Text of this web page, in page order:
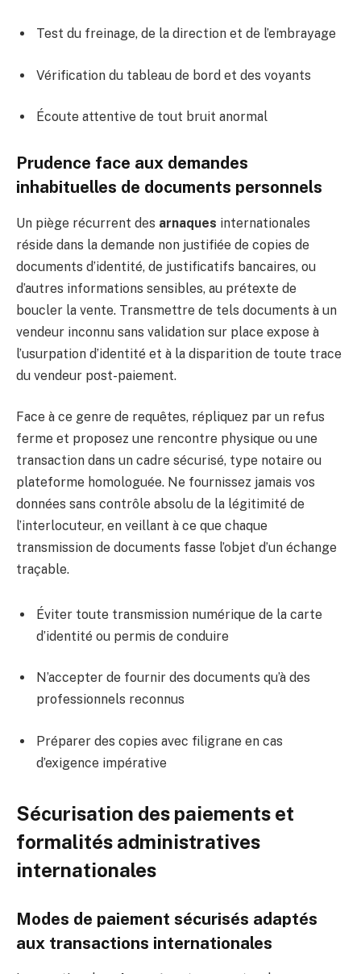
Test du freinage, de la direction et de l’embrayage
Vérification du tableau de bord et des voyants
Écoute attentive de tout bruit anormal
Prudence face aux demandes
inhabituelles de documents personnels
Un piège récurrent des arnaques internationales
réside dans la demande non justifiée de copies de
documents d’identité, de justificatifs bancaires, ou
d’autres informations sensibles, au prétexte de
boucler la vente. Transmettre de tels documents à un
vendeur inconnu sans validation sur place expose à
l’usurpation d’identité et à la disparition de toute trace
du vendeur post-paiement.
Face à ce genre de requêtes, répliquez par un refus
ferme et proposez une rencontre physique ou une
transaction dans un cadre sécurisé, type notaire ou
plateforme homologuée. Ne fournissez jamais vos
données sans contrôle absolu de la légitimité de
l’interlocuteur, en veillant à ce que chaque
transmission de documents fasse l’objet d’un échange
traçable.
Éviter toute transmission numérique de la carte
d’identité ou permis de conduire
N’accepter de fournir des documents qu’à des
professionnels reconnus
Préparer des copies avec filigrane en cas
d’exigence impérative
Sécurisation des paiements et
formalités administratives
internationales
Modes de paiement sécurisés adaptés
aux transactions internationales